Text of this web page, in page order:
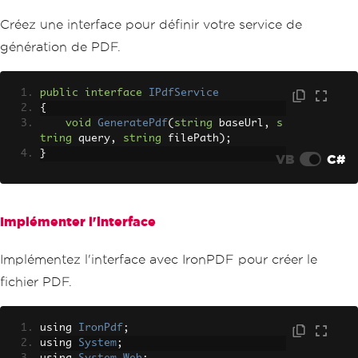
Créez une interface pour définir votre service de
génération de PDF.
public interface
IPdfService
{
void
GeneratePdf( string baseUrl ,
s
tring query, string filePath );
}
VB C#
Implémenter l'interface
Implémentez l'interface avec IronPDF pour créer le
fichier PDF.
using IronPdf ;
using System;